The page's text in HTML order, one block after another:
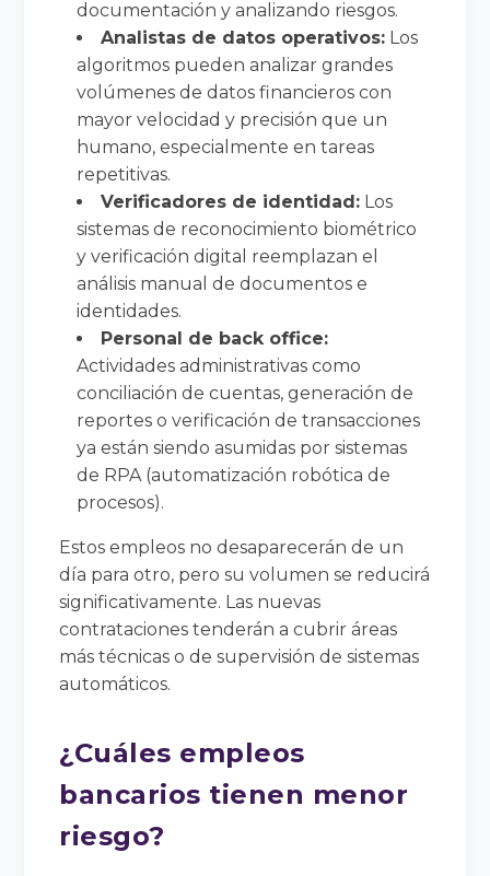
documentación y analizando riesgos.
Analistas de datos operativos: Los
algoritmos pueden analizar grandes
volúmenes de datos financieros con
mayor velocidad y precisión que un
humano, especialmente en tareas
repetitivas.
Verificadores de identidad: Los
sistemas de reconocimiento biométrico
y verificación digital reemplazan el
análisis manual de documentos e
identidades.
Personal de back office:
Actividades administrativas como
conciliación de cuentas, generación de
reportes o verificación de transacciones
ya están siendo asumidas por sistemas
de RPA (automatización robótica de
procesos).
Estos empleos no desaparecerán de un
día para otro, pero su volumen se reducirá
significativamente. Las nuevas
contrataciones tenderán a cubrir áreas
más técnicas o de supervisión de sistemas
automáticos.
¿Cuáles empleos
bancarios tienen menor
riesgo?